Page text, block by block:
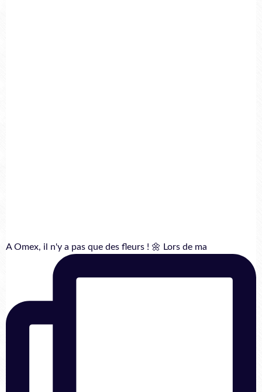
A Omex, il n'y a pas que des fleurs ! 🌼 Lors de ma